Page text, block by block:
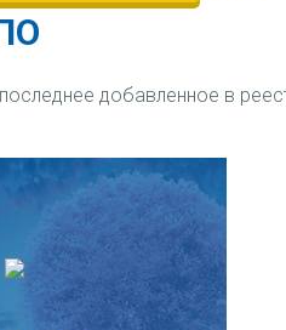
добавленное в